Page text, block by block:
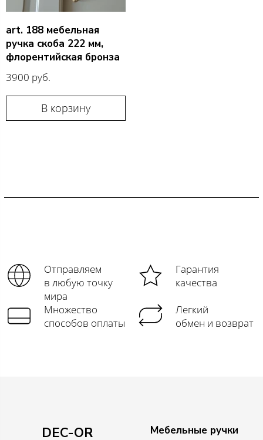
art. 188 мебельная
ручка скоба 222 мм,
флорентийская бронза
3900 руб.
В корзину
Отправляем
в любую точку
мира
Гарантия
качества
Множество
способов оплаты
Легкий
обмен и возврат
DEC-OR
Мебельные ручки